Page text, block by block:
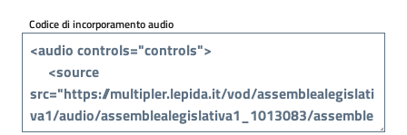
Per
cittadini
Codice di incorporamento audio